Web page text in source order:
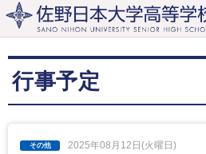
行事予定
2025年08月12日(火曜日)